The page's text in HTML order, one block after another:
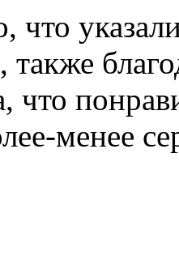
что
также
что
менее